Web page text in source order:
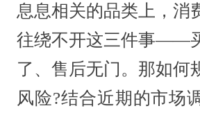
息息相关的品类上，消
往绕不开这三件事——
了、售后无门。那如何
风险?结合近期的市场